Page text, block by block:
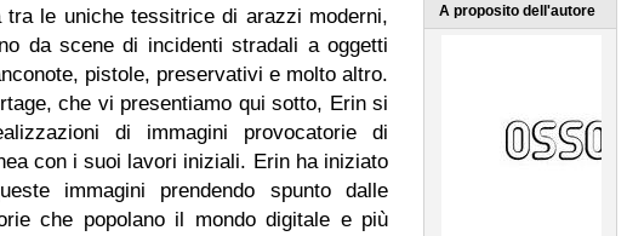
tra le uniche tessitrice di arazzi moderni,
da scene di incidenti stradali a oggetti
pistole, preservativi e molto altro.
che vi presentiamo qui sotto, Erin si
di immagini provocatorie di
con i suoi lavori iniziali. Erin ha iniziato
immagini prendendo spunto dalle
che popolano il mondo digitale e più
A proposito dell'autore